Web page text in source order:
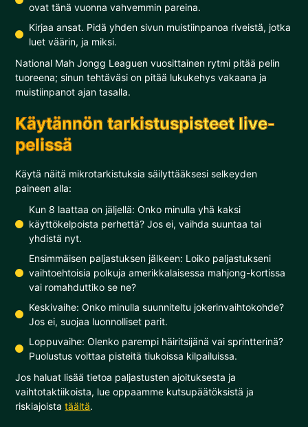
ovat tänä vuonna vahvemmin pareina.
Kirjaa ansat. Pidä yhden sivun muistiinpanoa riveistä, jotka
luet väärin, ja miksi.
National Mah Jongg Leaguen vuosittainen rytmi pitää pelin
tuoreena; sinun tehtäväsi on pitää lukukehys vakaana ja
muistiinpanot ajan tasalla.
Käytännön tarkistuspisteet live-
pelissä
Käytä näitä mikrotarkistuksia säilyttääksesi selkeyden
paineen alla:
Kun 8 laattaa on jäljellä: Onko minulla yhä kaksi
käyttökelpoista perhettä? Jos ei, vaihda suuntaa tai
yhdistä nyt.
Ensimmäisen paljastuksen jälkeen: Loiko paljastukseni
vaihtoehtoisia polkuja amerikkalaisessa mahjong-kortissa
vai romahduttiko se ne?
Keskivaihe: Onko minulla suunniteltu jokerinvaihtokohde?
Jos ei, suojaa luonnolliset parit.
Loppuvaihe: Olenko parempi häiritsijänä vai sprintterinä?
Puolustus voittaa pisteitä tiukoissa kilpailuissa.
Jos haluat lisää tietoa paljastusten ajoituksesta ja
vaihtotaktiikoista, lue oppaamme kutsupäätöksistä ja
riskiajoistatäältä.